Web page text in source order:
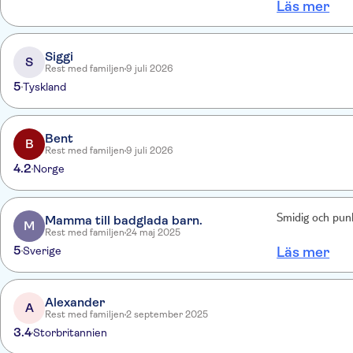
käteisellä niin
tullessa. olisi
Läs mer
S Siggi
Rest med familjen 9 juli 2026
5Tyskland
B Bent
Rest med familjen 9 juli 2026
4.2 Norge
M Mamma till badglada barn.
Rest med familjen 24 maj 2025
5Sverige
Smidig och
Läs mer
A Alexander
Rest med familjen 2 september 2025
3.4Storbritannien